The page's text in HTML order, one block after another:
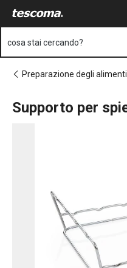
Vai al
cosa stai cercando?
Preparazione degli alimenti
Supporto per